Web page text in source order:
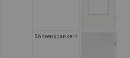
Röhrenspankern